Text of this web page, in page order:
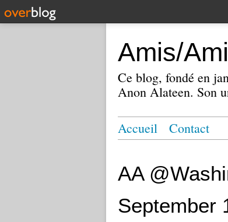
Amis/
Ce blog, fondé en
Anon Alateen. Son
Accueil Contact
AA
September